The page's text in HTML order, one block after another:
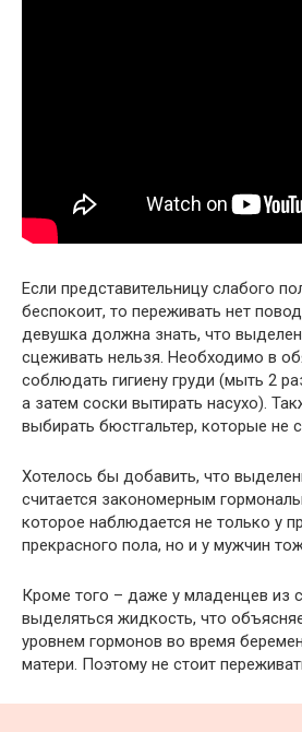
Если представительницу слабого
беспокоит, то переживать нет
девушка должна знать, что
сцеживать нельзя. Необходимо в
соблюдать гигиену груди (мыть 2
а затем соски вытирать насухо).
выбирать бюстгальтер, которые не
Хотелось бы добавить, что
считается закономерным
которое наблюдается не только у
прекрасного пола, но и у мужчин
Кроме того – даже у младенцев из
выделяться жидкость, что
уровнем гормонов во время
матери. Поэтому не стоит